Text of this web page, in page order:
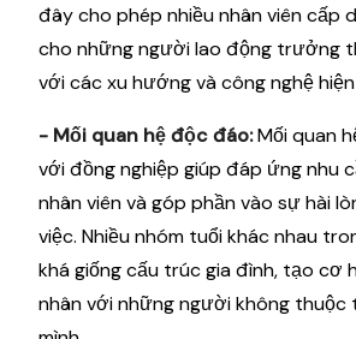
đây cho phép nhiều nhân viên cấp
cho những người lao động trưởng
với các xu hướng và công nghệ
- Mối quan hệ độc đáo:Mối quan
với đồng nghiệp giúp đáp ứng nhu
nhân viên và góp phần vào sự hài
việc. Nhiều nhóm tuổi khác nhau
khá giống cấu trúc gia đình, tạo cơ
nhân với những người không thuộc